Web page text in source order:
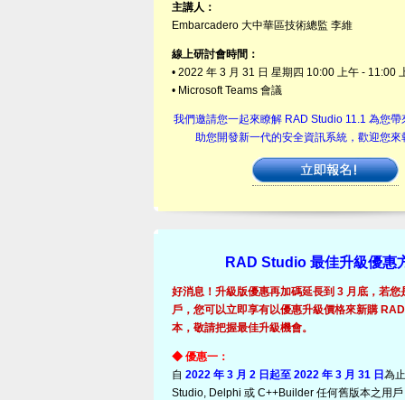
主講人：
Embarcadero 大中華區技術總監 李維
線上研討會時間：
• 2022 年 3 月 31 日 星期四 10:00 上午 - 11:00
• Microsoft Teams 會議
我們邀請您一起來瞭解 RAD Studio 11.1 為您帶
助您開發新一代的安全資訊系統，歡迎您來
RAD Studio 最佳升級優惠
好消息！升級版優惠再加碼延長到 3 月底，若您
戶，您可以立即享有以優惠升級價格來新購
本，敬請把握最佳升級機會。
◆ 優惠一：
自 2022 年 3 月 2 日起至 2022 年 3 月 31 日 為
Studio, Delphi 或 C++Builder 任何舊版本之用